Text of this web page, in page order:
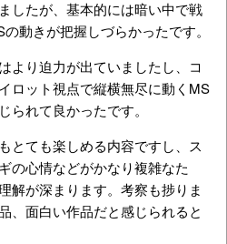
したが、基本的には暗い中で戦
動きが把握しづらかったです。
より迫力が出ていましたし、コ
ロット視点で縦横無尽に動くMS
られて良かったです。
とても楽しめる内容ですし、ス
の心情などがかなり複雑なた
解が深まります。考察も捗りま
、面白い作品だと感じられると